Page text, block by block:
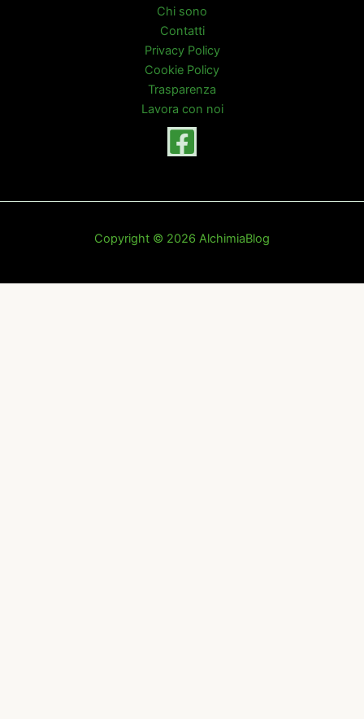
Chi sono
Contatti
Privacy Policy
Cookie Policy
Trasparenza
Lavora con noi
Copyright © 2026 AlchimiaBlog